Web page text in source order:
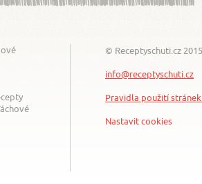
© Receptyschuti.cz 2015
info@receptyschuti.cz
Pravidla použití
Nastavit cookies